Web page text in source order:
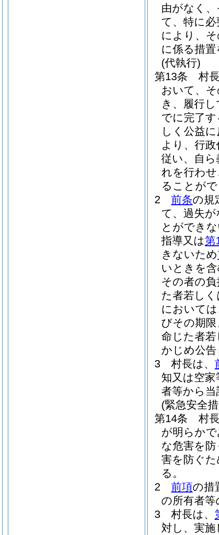
由がなく
て、特に
により、
に係る措
(代執行)
第13条
村
おいて、
き、履行
でに完了
しく公益
より、行
従い、自
れを行わ
ることが
2
前条の規
て、過失
とができ
指導又は第
きないため
いときを
その者の
た者若し
において
びその期
命じた者
かじめ公
3
村長は、
知又は空
者等から
(緊急安全
第14条
村
が明らか
な危害を
害を防ぐ
る。
2
前項の措
の所有者
3
村長は、
対し、実